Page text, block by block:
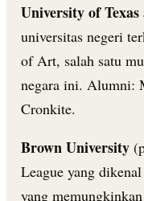
University of
universitas negeri
of Art, salah satu
negara ini. Alumni:
Cronkite.
Brown University
League yang
yang